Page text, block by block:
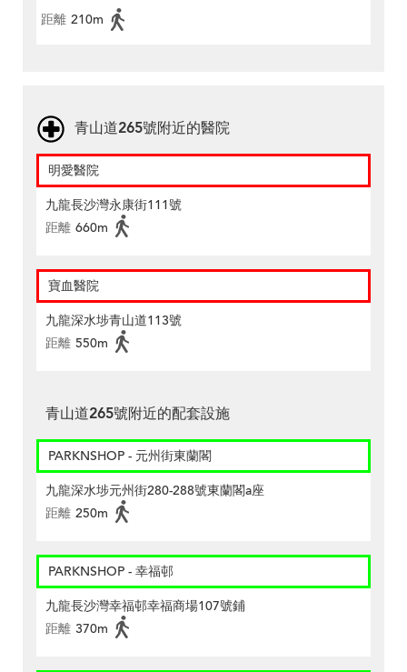
距離 210m
青山道265號附近的醫院
明愛醫院
九龍長沙灣永康街111號
距離 660m
寶血醫院
九龍深水埗青山道113號
距離 550m
青山道265號附近的配套設施
PARKNSHOP - 元州街東蘭閣
九龍深水埗元州街280-288號東蘭閣a座
距離 250m
PARKNSHOP - 幸福邨
九龍長沙灣幸福邨幸福商場107號鋪
距離 370m